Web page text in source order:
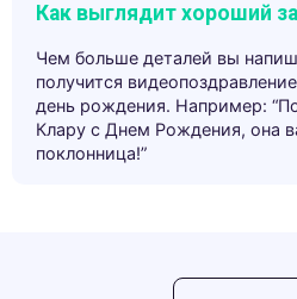
Как выглядит хороший
Чем больше деталей вы
получится
день рождения. Например:
Клару с Днем Рождения, она
поклонница!”